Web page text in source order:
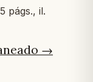
págs., il.
→